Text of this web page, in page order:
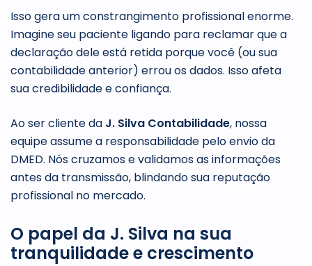
Isso gera um constrangimento profissional enorme.
Imagine seu paciente ligando para reclamar que a
declaração dele está retida porque você (ou sua
contabilidade anterior) errou os dados. Isso afeta
sua credibilidade e confiança.
Ao ser cliente da J. Silva Contabilidade, nossa
equipe assume a responsabilidade pelo envio da
DMED. Nós cruzamos e validamos as informações
antes da transmissão, blindando sua reputação
profissional no mercado.
O papel da J. Silva na sua
tranquilidade e crescimento